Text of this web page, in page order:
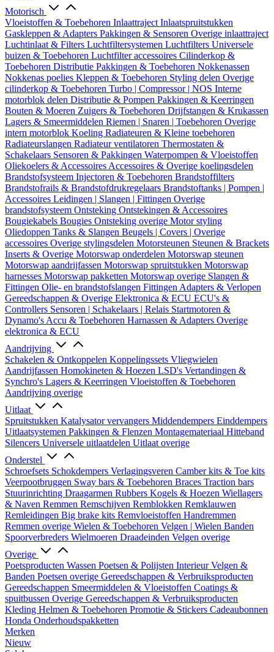
Motorisch
Vloeistoffen & Toebehoren Inlaattraject Inlaatspruitstukken
Gaskleppen & Adapters Pakkingen & Sensoren Overige inlaattraject
Luchtinlaat & Filters Luchtfiltersystemen Luchtfilters Universele
buizen & Toebehoren Luchtfilter accessoires Cilinderkop &
Toebehoren Distributie Pakkingen & Toebehoren Nokkenassen
Nokkenas poelies Kleppen & Toebehoren Styling delen Overige
cilinderkop & Toebehoren Turbo | Compressor | NOS Interne
motorblok delen Distributie & Pompen Pakkingen & Keerringen
Bouten & Moeren Zuigers & Toebehoren Drijfstangen & Krukassen
Lagers & Smeermiddelen Riemen | Snaren | Toebehoren Overige
intern motorblok Koeling Radiateuren & Kleine toebehoren
Radiateurslangen Radiateur ventilatoren Thermostaten &
Schakelaars Sensoren & Pakkingen Waterpompen & Vloeistoffen
Oliekoelers & Accessoires Accessoires & Overige koelingsdelen
Brandstofsysteem Injectoren & Toebehoren Brandstoffilters
Brandstofrails & Brandstofdrukregelaars Brandstoftanks | Pompen |
Accessoires Leidingen | Slangen | Fittingen Overige
brandstofsysteem Ontsteking Ontstekingen & Accessoires
Bougiekabels Bougies Ontsteking overige Motor styling
Oliedoppen Tanks & Slangen Beugels | Covers | Overige
accessoires Overige stylingsdelen Motorsteunen Steunen & Brackets
Inserts & Overige Motorswap onderdelen Motorswap steunen
Motorswap aandrijfassen Motorswap spruitstukken Motorswap
harnesses Motorswap pakketten Motorswap overige Slangen &
Fittingen Olie- en brandstofslangen Fittingen Adapters & Verlopen
Gereedschappen & Overige Elektronica & ECU ECU's &
Controllers Sensoren | Schakelaars | Relais Startmotoren &
Dynamo's Accu & Toebehoren Harnassen & Adapters Overige
elektronica & ECU
Aandrijving
Schakelen & Ontkoppelen Koppelingssets Vliegwielen
Aandrijfassen Homokineten & Hoezen LSD's Vertandingen &
Synchro's Lagers & Keerringen Vloeistoffen & Toebehoren
Aandrijving overige
Uitlaat
Spruitstukken Katalysator vervangers Middendempers Einddempers
Uitlaatsystemen Pakkingen & Flenzen Montagemateriaal Hitteband
Silencers Universele uitlaatdelen Uitlaat overige
Onderstel
Schroefsets Schokdempers Verlagingsveren Camber kits & Toe kits
Veerpootbruggen Sway bars & Toebehoren Braces Traction bars
Stuurinrichting Draagarmen Rubbers Kogels & Hoezen Wiellagers
& Naven Remmen Remschijven Remblokken Remklauwen
Remleidingen Big brake kits Remvloeistoffen Handremmen
Remmen overige Wielen & Toebehoren Velgen | Wielen Banden
Spoorverbreders Wielmoeren Draadeinden Velgen overige
Overige
Poetsproducten Wassen Poetsen & Polijsten InterieurVelgen &
Banden Poetsen overige Gereedschappen & Verbruiksproducten
Gereedschappen Smeermiddelen & Vloeistoffen Coatings &
spuitbussen Overige Gereedschappen & Verbruiksproducten
Kleding Helmen & Toebehoren Promotie & Stickers Cadeaubonnen
Honda Onderhoudspakketten
Merken
Nieuw